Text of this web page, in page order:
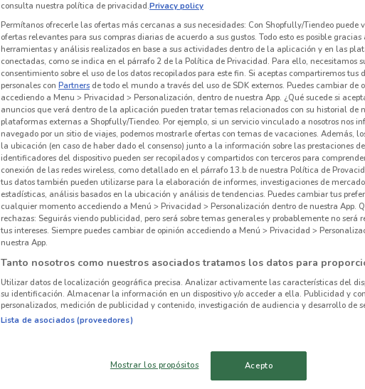
781 m
consulta nuestra política de privacidad.Privacy policy
Permítanos ofrecerle las ofertas más cercanas a sus necesidades: Con Shopfully/Tiendeo puede
ofertas relevantes para sus compras diarias de acuerdo a sus gustos. Todo esto es posible gracias
herramientas y análisis realizados en base a sus actividades dentro de la aplicación y en las
conectadas, como se indica en el párrafo 2 de la Política de Privacidad. Para ello, necesitamos
consentimiento sobre el uso de los datos recopilados para este fin. Si aceptas compartiremos tus
personales con Partners de todo el mundo a través del uso de SDK externos. Puedes cambiar de
accediendo a Menu > Privacidad > Personalización, dentro de nuestra App. ¿Qué sucede si
anuncios que verá dentro de la aplicación pueden tratar temas relacionados con su historial de
plataformas externas a Shopfully/Tiendeo. Por ejemplo, si un servicio vinculado a nosotros nos
navegado por un sitio de viajes, podemos mostrarle ofertas con temas de vacaciones. Además,
la ubicación (en caso de haber dado el consenso) junto a la información sobre las prestaciones
identificadores del dispositivo pueden ser recopilados y compartidos con terceros para
conexión de las redes wireless, como detallado en el párrafo 13.b de nuestra Política de
tus datos también pueden utilizarse para la elaboración de informes, investigaciones de
estadísticas, análisis basados en la ubicación y análisis de tendencias. Puedes cambiar tus
cualquier momento accediendo a Menú > Privacidad > Personalización dentro de nuestra App.
rechazas: Seguirás viendo publicidad, pero será sobre temas generales y probablemente no será
tus intereses. Siempre puedes cambiar de opinión accediendo a Menú > Privacidad >
nuestra App.
Tanto nosotros como nuestros asociados tratamos los datos para
Utilizar datos de localización geográfica precisa. Analizar activamente las características del
su identificación. Almacenar la información en un dispositivo y/o acceder a ella. Publicidad y
personalizados, medición de publicidad y contenido, investigación de audiencia y desarrollo de
Lista de asociados (proveedores)
Mostrar los propósitos Acepto